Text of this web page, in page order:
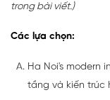
trong bài viết.)
Các lựa chọn:
Ha Noi's modern
tầng và kiến trúc